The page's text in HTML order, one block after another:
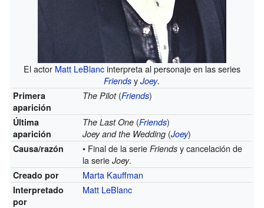
El actor Matt LeBlancinterpreta al personaje en las series
Friends yJoey.
Primera
aparición
The Pilot(Friends)
Última
aparición
The Last One (Friends)
Joey and the Wedding (Joey)
Causa/razón • Final de la serieFriends y cancelación de
la serieJoey.
Creado por Marta Kauffman
Interpretado
por
Matt LeBlanc